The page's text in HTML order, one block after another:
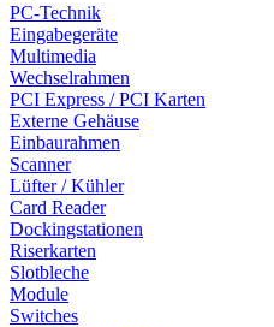
PC-Technik
Eingabegeräte
Multimedia
Wechselrahmen
PCI Express / PCI Karten
Externe Gehäuse
Einbaurahmen
Scanner
Lüfter / Kühler
Card Reader
Dockingstationen
Riserkarten
Slotbleche
Module
Switches